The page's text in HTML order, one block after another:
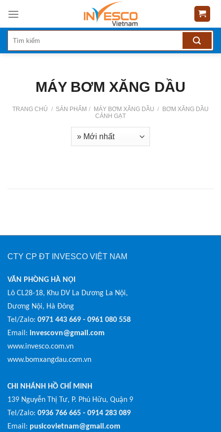
content
MÁY BƠM XĂNG DẦU
TRANG CHỦ / SẢN PHẨM / MÁY BƠM XĂNG DẦU /
BƠM XĂNG DẦU
CÁNH GẠT
CTY CP ĐT INVESCO VIỆT NAM
VĂN PHÒNG HÀ NỘI
Lô CL28-18, Khu DV La Dương La Nội,
Dương Nội, Hà Đông
Tel/Zalo: 0971 443 669 - 0961 080 558
Email: invescovn@gmail.com
www.invesco.com.vn
www.bomxangdau.com.vn
CHI NHÁNH HỒ CHÍ MINH
139 Nguyễn Thị Tư, P. Phú Hữu, Quận 9
Tel/Zalo: 0936 766 665 - 0914 283 089
Email: pusicovietnam@gmail.com